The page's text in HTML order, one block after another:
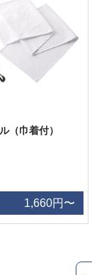
（巾着付）
1,660円〜